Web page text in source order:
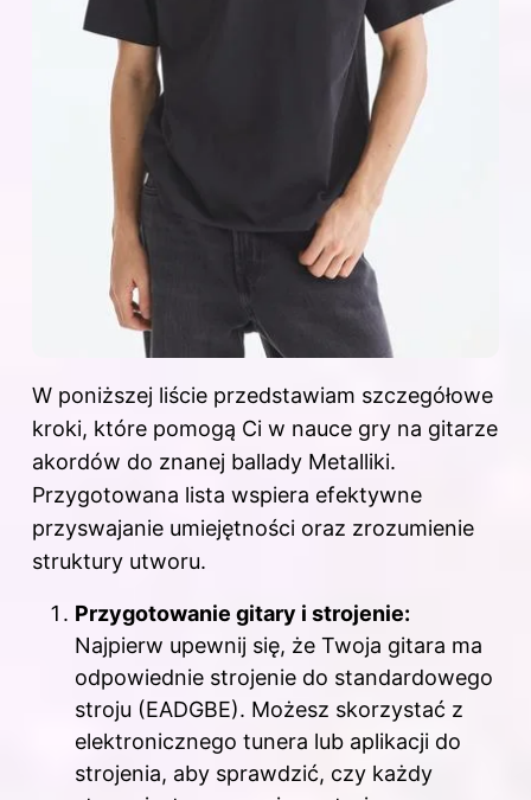
W poniższej liście przedstawiam szczegółowe
kroki, które pomogą Ci w nauce gry na gitarze
akordów do znanej ballady Metalliki.
Przygotowana lista wspiera efektywne
przyswajanie umiejętności oraz zrozumienie
struktury utworu.
Przygotowanie gitary i strojenie:
Najpierw upewnij się, że Twoja gitara ma
odpowiednie strojenie do standardowego
stroju (EADGBE). Możesz skorzystać z
elektronicznego tunera lub aplikacji do
strojenia, aby sprawdzić, czy każdy